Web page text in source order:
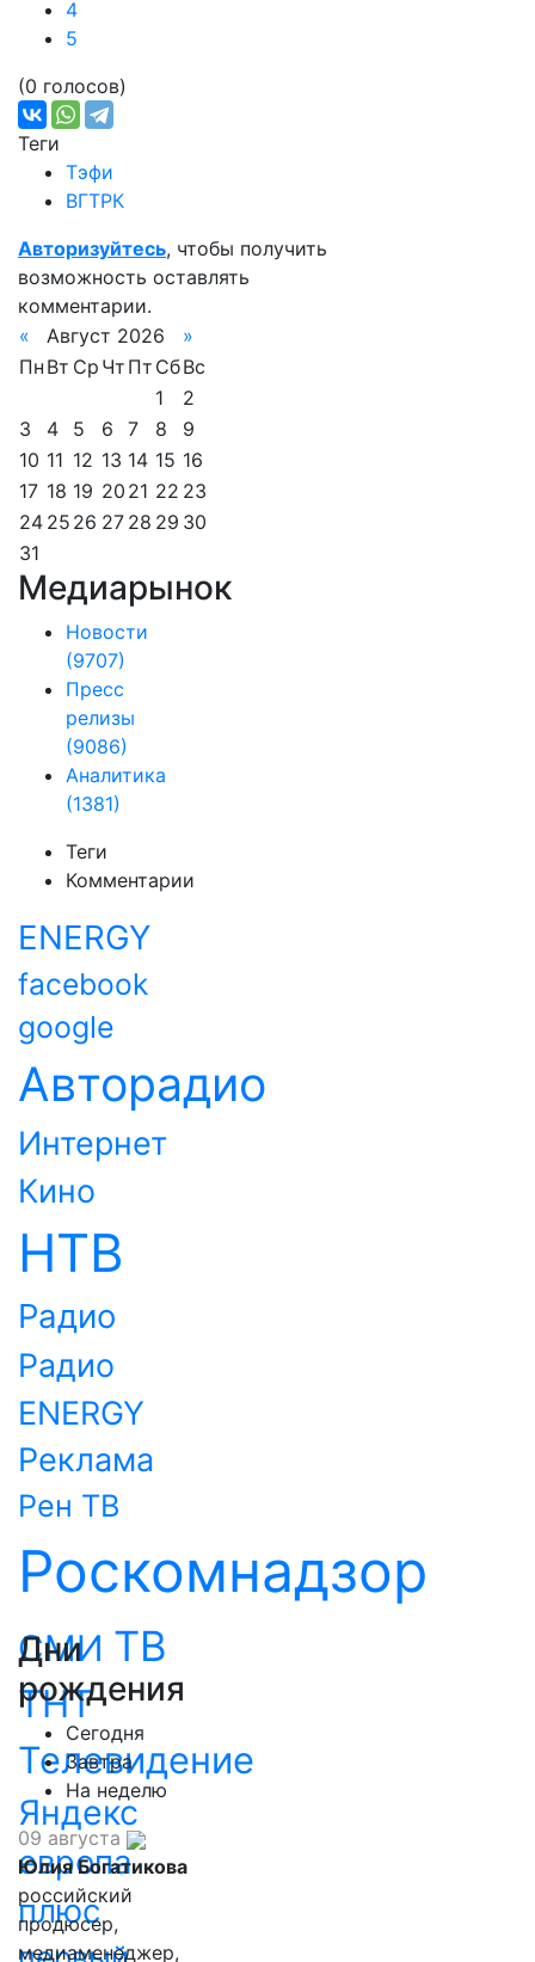
4
5
(0 голосов)
Теги
Тэфи
ВГТРК
Авторизуйтесь, чтобы получить
возможность оставлять
комментарии.
«
Август 2026
»
Пн Вт Ср Чт Пт СбВс
1
2
3
4 5 6 7 8
9
10 11 12 13 14 15 16
17 18 19 20 21 22 23
24 25 26 27 28 29 30
31
Медиарынок
Новости
(9707)
Пресс
релизы
(9086)
Аналитика
(1381)
Теги
Комментарии
ENERGY
facebook
google
Авторадио
Интернет
Кино
НТВ
Радио
Радио
ENERGY
Реклама
Рен ТВ
Роскомнадзор
СМИ ТВ
ТНТ
Телевидение
Яндекс
европа
плюс
Дни
рождения
Сегодня
Завтра
На неделю
09 августа
Юлия Богатикова
российский
продюсер,
медиаменеджер,